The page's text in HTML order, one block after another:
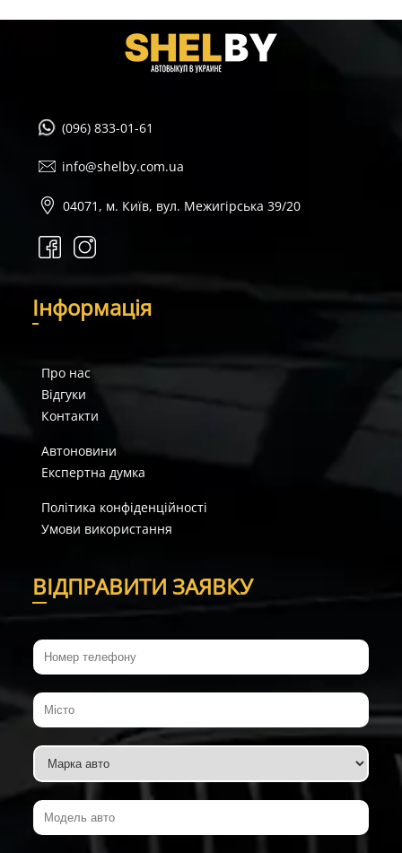
(096) 833-01-61
info@shelby.com.ua
04071, м. Київ, вул. Межигірська 39/20
Інформація
Про нас
Відгуки
Контакти
Автоновини
Експертна думка
Політика конфіденційності
Умови використання
ВІДПРАВИТИ ЗАЯВКУ